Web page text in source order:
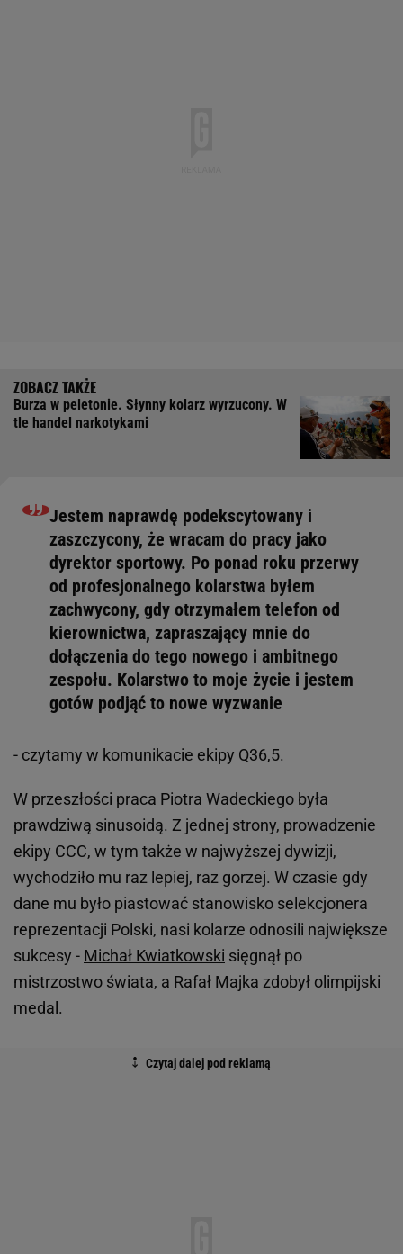
Burza w peletonie. Słynny kolarz wyrzucony. W
tle handel narkotykami
Jestem naprawdę podekscytowany i
zaszczycony, że wracam do pracy jako
dyrektor sportowy. Po ponad roku przerwy
od profesjonalnego kolarstwa byłem
zachwycony, gdy otrzymałem telefon od
kierownictwa, zapraszający mnie do
dołączenia do tego nowego i ambitnego
zespołu. Kolarstwo to moje życie i jestem
gotów podjąć to nowe wyzwanie
- czytamy w komunikacie ekipy Q36,5.
W przeszłości praca Piotra Wadeckiego była
prawdziwą sinusoidą. Z jednej strony, prowadzenie
ekipy CCC, w tym także w najwyższej dywizji,
wychodziło mu raz lepiej, raz gorzej. W czasie gdy
dane mu było piastować stanowisko selekcjonera
reprezentacji Polski, nasi kolarze odnosili największe
sukcesy - Michał Kwiatkowski sięgnął po
mistrzostwo świata, a Rafał Majka zdobył olimpijski
medal.